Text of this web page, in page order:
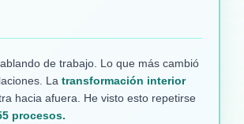
de trabajo. Lo que más cambió
Latransformación interior
hacia afuera. He visto esto repetirse
procesos.